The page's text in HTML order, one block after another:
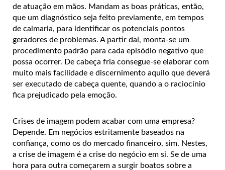
de atuação em mãos. Mandam as boas práticas, então,
que um diagnóstico seja feito previamente, em tempos
de calmaria, para identificar os potenciais pontos
geradores de problemas. A partir daí, monta-se um
procedimento padrão para cada episódio negativo que
possa ocorrer. De cabeça fria consegue-se elaborar com
muito mais facilidade e discernimento aquilo que deverá
ser executado de cabeça quente, quando a o raciocínio
fica prejudicado pela emoção.
Crises de imagem podem acabar com uma empresa?
Depende. Em negócios estritamente baseados na
confiança, como os do mercado financeiro, sim. Nestes,
a crise de imagem é a crise do negócio em si. Se de uma
hora para outra começarem a surgir boatos sobre a